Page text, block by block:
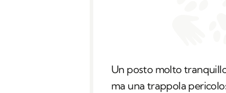
Un posto molto
ma una trappola